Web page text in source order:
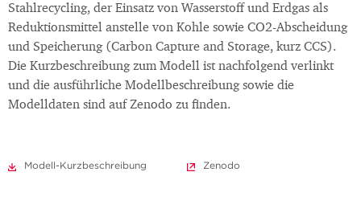
Stahlrecycling, der Einsatz von Wasserstoff und Erdgas als
Reduktionsmittel anstelle von Kohle sowie CO2-Abscheidung
und Speicherung (Carbon Capture and Storage, kurz CCS).
Die Kurzbeschreibung zum Modell ist nachfolgend verlinkt
und die ausführliche Modellbeschreibung sowie die
Modelldaten sind auf Zenodo zu finden.
Modell-Kurzbeschreibung Zenodo